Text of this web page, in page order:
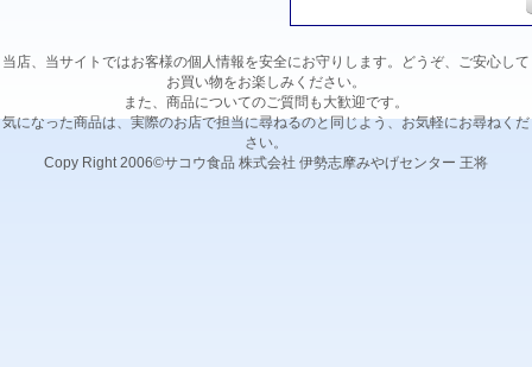
当店、当サイトではお客様の個人情報を安全にお守りします。どうぞ、ご安心して
お買い物をお楽しみください。
また、商品についてのご質問も大歓迎です。
気になった商品は、実際のお店で担当に尋ねるのと同じよう、お気軽にお尋ねくだ
さい。
Copy Right 2006©サコウ食品 株式会社 伊勢志摩みやげセンター 王将